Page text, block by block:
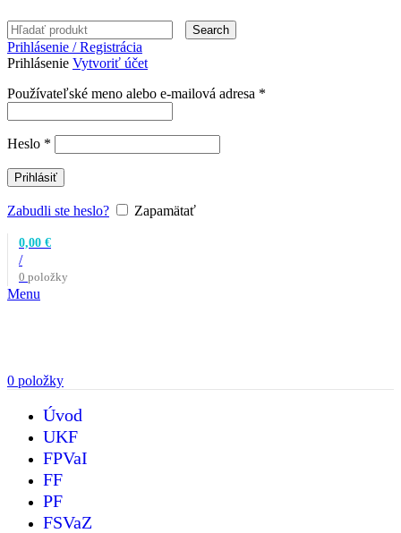
Search
Prihlásenie / Registrácia
Prihlásenie Vytvoriť účet
Používateľské meno alebo e-mailová adresa *
Heslo *
Prihlásiť
Zabudli ste heslo? Zapamätať
0 položky
/
0,00 €
Menu
0 položky
Úvod
UKF
FPVaI
FF
PF
FSVaZ